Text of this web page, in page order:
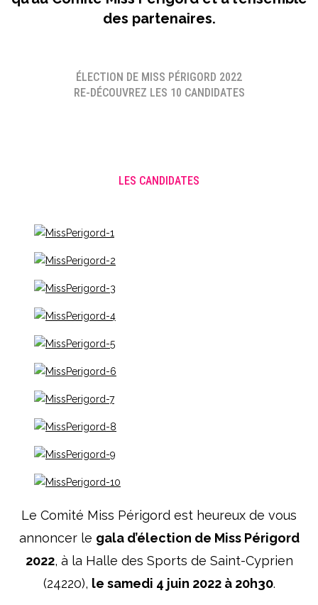
des partenaires.
ÉLECTION DE MISS PÉRIGORD 2022
RE-DÉCOUVREZ LES 10 CANDIDATES
LES CANDIDATES
Le Comité Miss Périgord est heureux de vous
annoncer le gala d’élection de Miss Périgord
2022, à la Halle des Sports de Saint-Cyprien
(24220), le samedi 4 juin 2022 à 20h30.